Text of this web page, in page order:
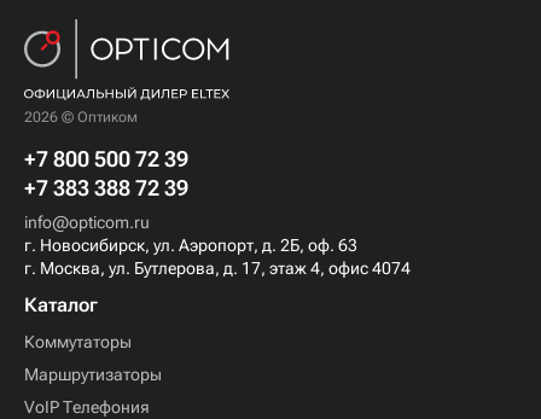
2026 © Оптиком
+7 800 500 72 39
+7 383 388 72 39
info@opticom.ru
г. Новосибирск, ул. Аэропорт, д. 2Б, оф. 63
г. Москва, ул. Бутлерова, д. 17, этаж 4, офис 4074
Каталог
Коммутаторы
Маршрутизаторы
VoIP Телефония